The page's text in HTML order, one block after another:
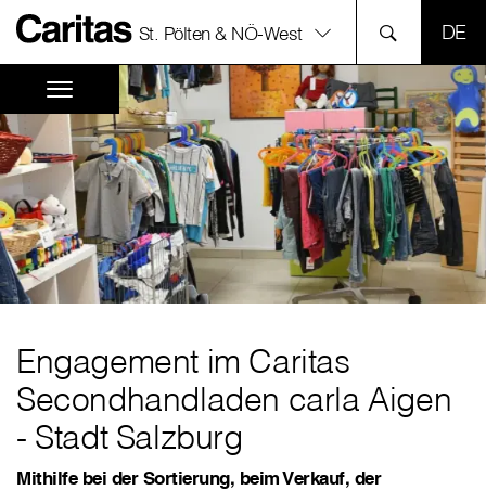
St. Pölten & NÖ-West
Engagement im Caritas
Secondhandladen carla Aigen
- Stadt Salzburg
Mithilfe bei der Sortierung, beim Verkauf, der